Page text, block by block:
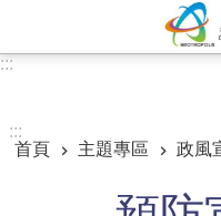
:::
:::
首頁
主題專區 政風